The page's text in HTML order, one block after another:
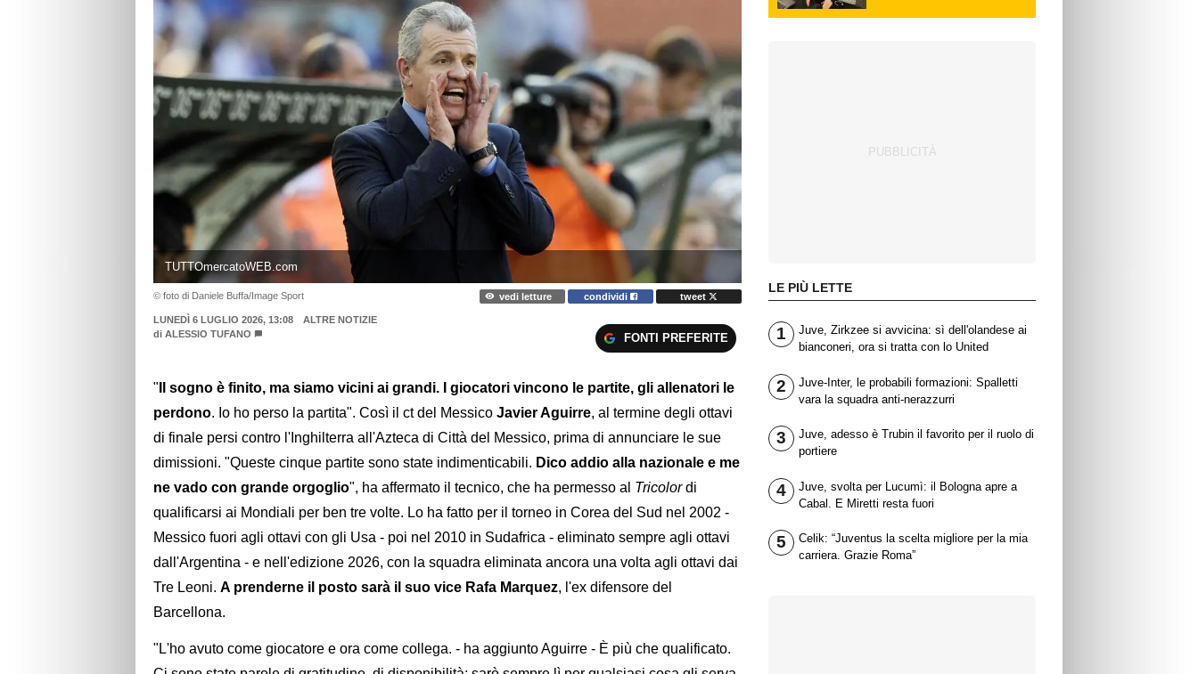
TUTTOmercatoWEB.com
© foto di Daniele Buffa/Image Sport vedi letture condividi tweet
LUNEDÌ 6 LUGLIO 2026, 13:08
ALTRE NOTIZIE
di ALESSIO TUFANO FONTI PREFERITE
" Il sogno è finito, ma siamo vicini ai grandi. I giocatori vincono le partite, gli allenatori le
perdono. Io ho perso la partita". Così il ct del Messico Javier Aguirre, al termine degli ottavi
di finale persi contro l'Inghilterra all'Azteca di Città del Messico, prima di annunciare le sue
dimissioni. "Queste cinque partite sono state indimenticabili. Dico addio alla nazionale e me
ne vado con grande orgoglio", ha affermato il tecnico, che ha permesso al Tricolordi
qualificarsi ai Mondiali per ben tre volte. Lo ha fatto per il torneo in Corea del Sud nel 2002 -
Messico fuori agli ottavi con gli Usa - poi nel 2010 in Sudafrica - eliminato sempre agli ottavi
dall'Argentina - e nell'edizione 2026, con la squadra eliminata ancora una volta agli ottavi dai
Tre Leoni. A prenderne il posto sarà il suo vice Rafa Marquez, l'ex difensore del
Barcellona.
"L'ho avuto come giocatore e ora come collega. - ha aggiunto Aguirre - È più che qualificato.
LE PIÙ LETTE
1
Juve, Zirkzee si avvicina: sì dell'olandese ai
bianconeri, ora si tratta con lo United
2
Juve-Inter, le probabili formazioni: Spalletti
vara la squadra anti-nerazzurri
3
Juve, adesso è Trubin il favorito per il ruolo di
portiere
4
Juve, svolta per Lucumì: il Bologna apre a
Cabal. E Miretti resta fuori
5
Celik: “Juventus la scelta migliore per la mia
carriera. Grazie Roma”